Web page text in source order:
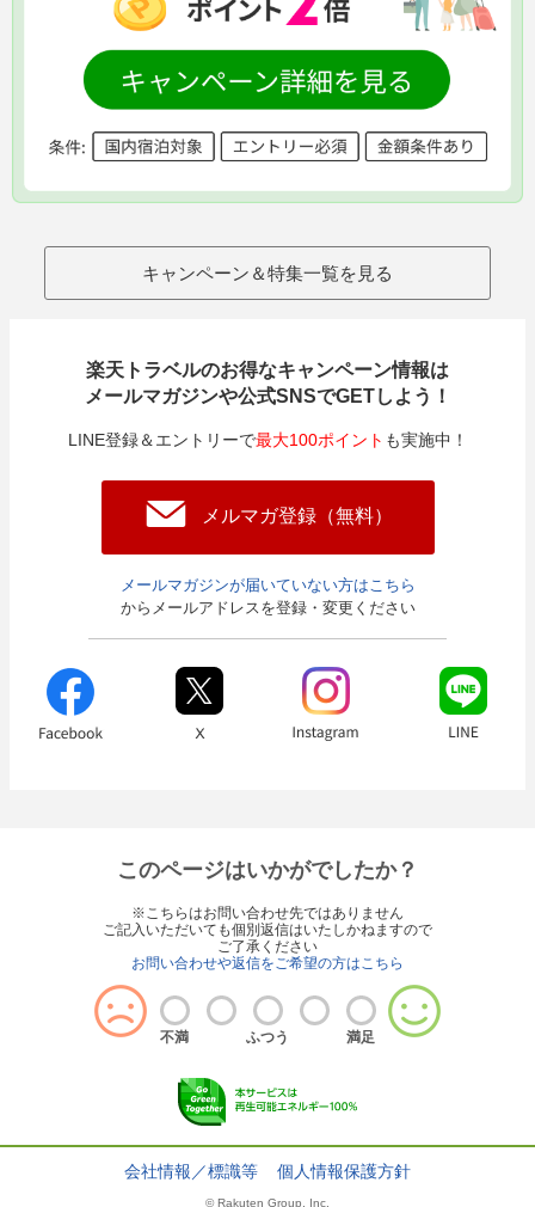
キャンペーン＆特集一覧を見る
楽天トラベルのお得なキャンペーン情報は
メールマガジンや公式SNSでGETしよう！
LINE登録＆エントリーで最大100ポイント も実施中！
メルマガ登録（無料）
メールマガジンが届いていない方はこちら
からメールアドレスを登録・変更ください
このページはいかがでしたか？
※こちらはお問い合わせ先ではありません
ご記入いただいても個別返信はいたしかねますので
ご了承ください
お問い合わせや返信をご希望の方はこちら
不満 ふつう 満足
会社情報／標識等 個人情報保護方針
© Rakuten Group, Inc.